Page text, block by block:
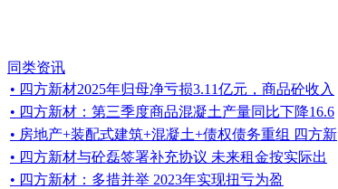
同类资讯
• 四方新材2025年归母净亏损3.11亿元，商品砼收入
• 四方新材：第三季度商品混凝土产量同比下降16.6
• 房地产+装配式建筑+混凝土+债权债务重组 四方新
• 四方新材与砼磊签署补充协议 未来租金按实际出
• 四方新材：多措并举 2023年实现扭亏为盈